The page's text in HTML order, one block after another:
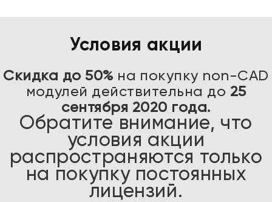
Условия акции
Скидка до 50% на покупку non-CAD
модулей действительна до 25
сентября 2020 года.
Обратите внимание, что
условия акции
распространяются только
на покупку постоянных
лицензий.